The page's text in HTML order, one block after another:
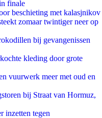
finale
beschieting met kalasjnikov
zomaar twintiger neer op
bij gevangenissen
kleding door grote
vuurwerk meer met oud en
bij Straat van Hormuz,
inzetten tegen